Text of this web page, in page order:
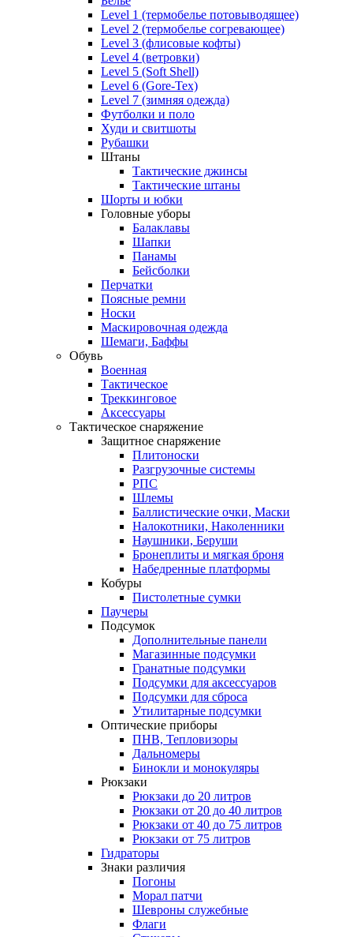
Level 1 (термобелье потовыводящее)
Level 2 (термобелье согревающее)
Level 3 (флисовые кофты)
Level 4 (ветровки)
Level 5 (Soft Shell)
Level 6 (Gore-Tex)
Level 7 (зимняя одежда)
Футболки и поло
Худи и свитшоты
Рубашки
Штаны
Тактические джинсы
Тактические штаны
Шорты и юбки
Головные уборы
Балаклавы
Шапки
Панамы
Бейсболки
Перчатки
Поясные ремни
Носки
Маскировочная одежда
Шемаги, Баффы
Обувь
Военная
Тактическое
Треккинговое
Аксессуары
Тактическое снаряжение
Защитное снаряжение
Плитоноски
Разгрузочные системы
РПС
Шлемы
Баллистические очки, Маски
Налокотники, Наколенники
Наушники, Беруши
Бронеплиты и мягкая броня
Набедренные платформы
Кобуры
Пистолетные сумки
Паучеры
Подсумок
Дополнительные панели
Магазинные подсумки
Гранатные подсумки
Подсумки для аксессуаров
Подсумки для сброса
Утилитарные подсумки
Оптические приборы
ПНВ, Тепловизоры
Дальномеры
Бинокли и монокуляры
Рюкзаки
Рюкзаки до 20 литров
Рюкзаки от 20 до 40 литров
Рюкзаки от 40 до 75 литров
Рюкзаки от 75 литров
Гидраторы
Знаки различия
Погоны
Морал патчи
Шевроны служебные
Флаги